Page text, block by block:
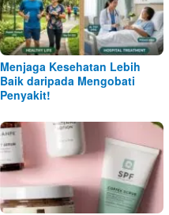
Menjaga Kesehatan Lebih
Baik daripada Mengobati
Penyakit!